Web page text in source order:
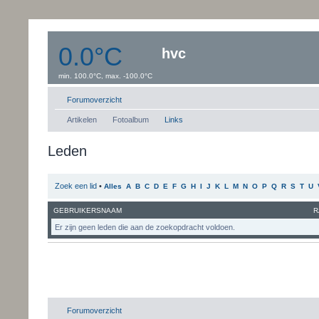
0.0°C
min. 100.0°C, max. -100.0°C
Windsnelheid:0 km/uur
hvc
Forumoverzicht
Artikelen Fotoalbum Links
Leden
Zoek een lid • Alles A B C D E F G H I J K L M N O P Q R S T U
GEBRUIKERSNAAM
Er zijn geen leden die aan de zoekopdracht voldoen.
Forumoverzicht